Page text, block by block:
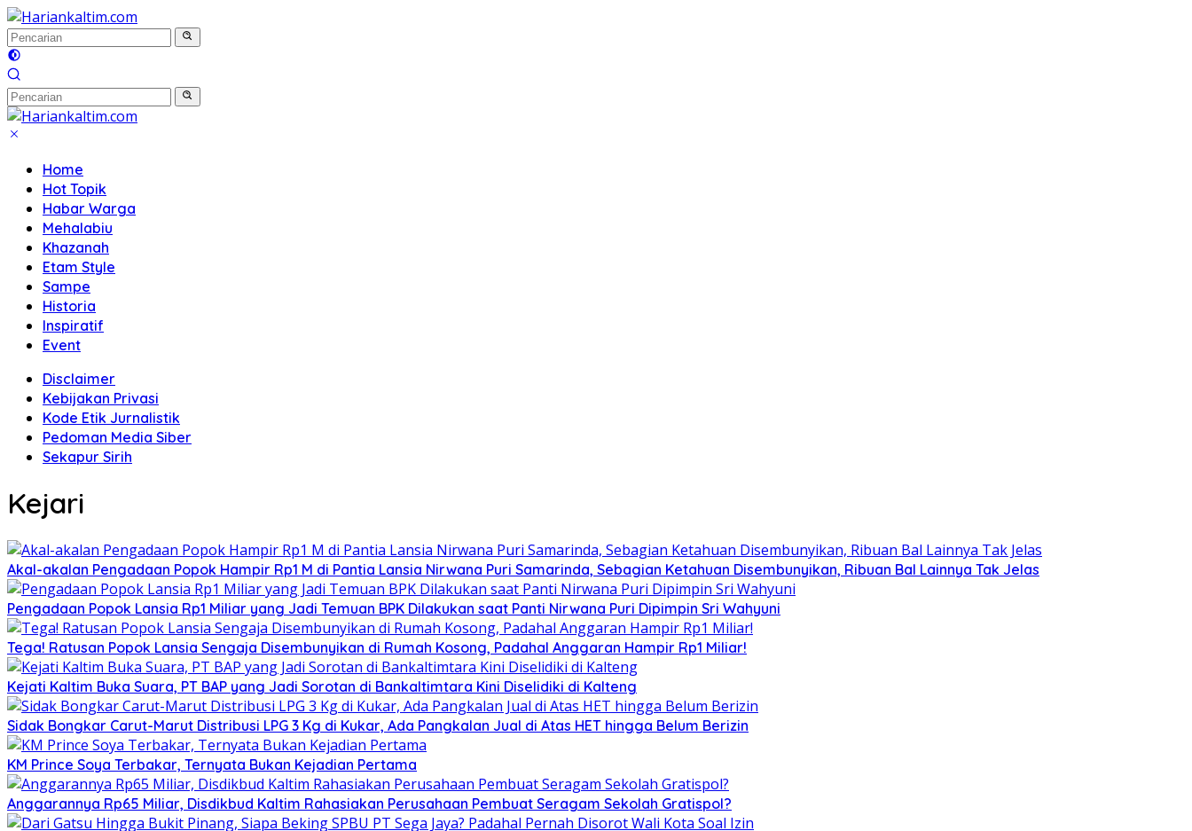
Langsung
ke
konten
Home
Hot Topik
Habar Warga
Mehalabiu
Khazanah
Etam Style
Sampe
Historia
Inspiratif
Event
Disclaimer
Kebijakan Privasi
Kode Etik Jurnalistik
Pedoman Media Siber
Sekapur Sirih
Kejari
Akal-akalan Pengadaan Popok Hampir Rp1 M di Pantia Lansia Nirwana Puri Samarinda, Sebagian Ketahuan Disembunyikan, Ribuan Bal Lainnya Tak Jelas
Pengadaan Popok Lansia Rp1 Miliar yang Jadi Temuan BPK Dilakukan saat Panti Nirwana Puri Dipimpin Sri Wahyuni
Tega! Ratusan Popok Lansia Sengaja Disembunyikan di Rumah Kosong, Padahal Anggaran Hampir Rp1 Miliar!
Kejati Kaltim Buka Suara, PT BAP yang Jadi Sorotan di Bankaltimtara Kini Diselidiki di Kalteng
Sidak Bongkar Carut-Marut Distribusi LPG 3 Kg di Kukar, Ada Pangkalan Jual di Atas HET hingga Belum Berizin
KM Prince Soya Terbakar, Ternyata Bukan Kejadian Pertama
Anggarannya Rp65 Miliar, Disdikbud Kaltim Rahasiakan Perusahaan Pembuat Seragam Sekolah Gratispol?